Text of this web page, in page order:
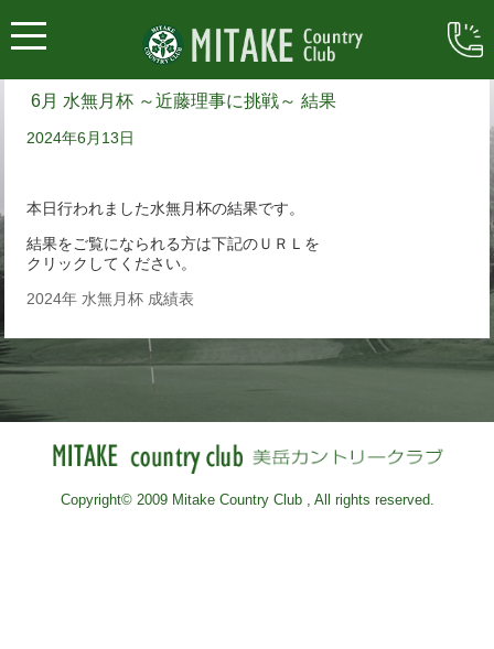
6月 水無月杯 ～近藤理事に挑戦～ 結果
2024年6月13日
本日行われました水無月杯の結果です。
結果をご覧になられる方は下記のＵＲＬを
クリックしてください。
2024年 水無月杯 成績表
Copyright© 2009 Mitake Country Club , All rights reserved.